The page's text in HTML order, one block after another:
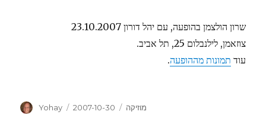
שרון הולצמן בהופעה, עם יהל דורון 23.10.2007
צוזאמן, לילנבלום 25, תל אביב.
עוד תמונות מההופעה.
Author
Yohay
Posted
2007-10-30 Categories
מוזיקה